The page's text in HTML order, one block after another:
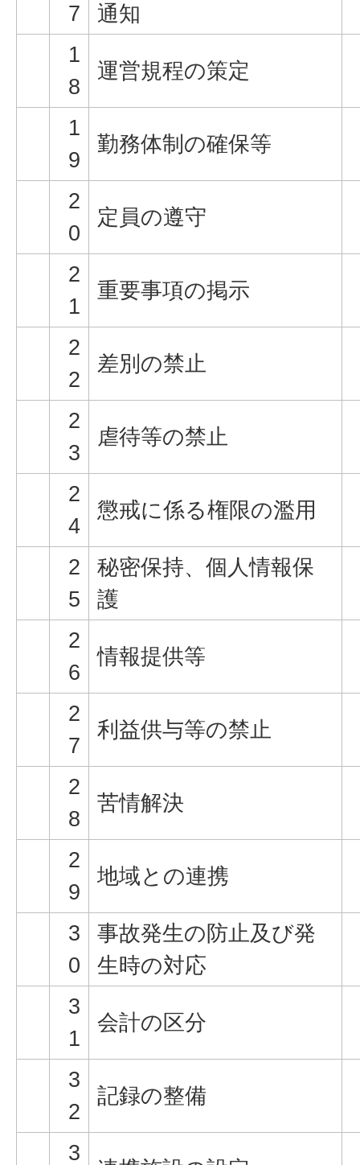
7
通知
1
8
運営規程の策定
1
9
勤務体制の確保等
2
0
定員の遵守
2
1
重要事項の掲示
2
2
差別の禁止
2
3
虐待等の禁止
2
4
懲戒に係る権限の濫用
2
5
秘密保持、個人情報保
護
2
6
情報提供等
2
7
利益供与等の禁止
2
8
苦情解決
2
9
地域との連携
3
0
事故発生の防止及び発
生時の対応
3
1
会計の区分
3
2
記録の整備
3